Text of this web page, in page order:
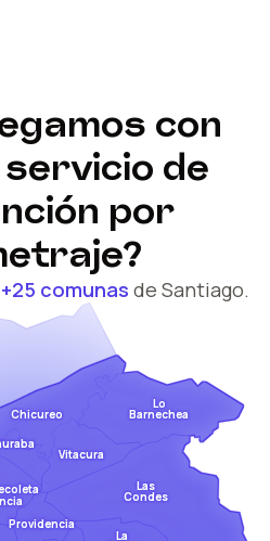
Chicureo
Providencia
La
Las
Condes
Vitacura
Lo
Barnechea
con
de
por
+25 comunas de Santiago.